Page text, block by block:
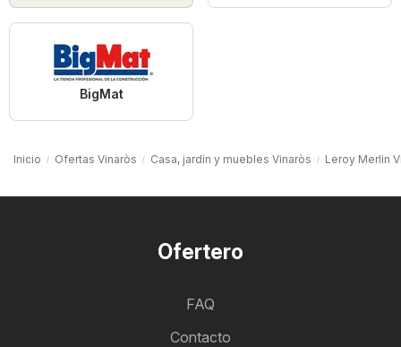
BigMat
Inicio Ofertas Vinaròs Casa, jardín y muebles Vinaròs Leroy Merlin
Ofertero
FAQ
Contacto